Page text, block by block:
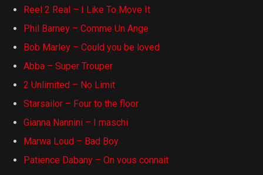
Reel 2 Real – I Like To Move It
Phil Barney – Comme Un Ange
Bob Marley – Could you be loved
Abba – Super Trouper
2 Unlimited – No Limit
Starsailor – Four to the floor
Gianna Nannini – I maschi
Marwa Loud – Bad Boy
Patience Dabany – On vous connait